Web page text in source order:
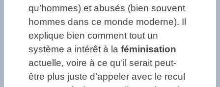
qu’hommes) et abusés (bien souvent
hommes dans ce monde moderne). Il
explique bien comment tout un
système a intérêt à la féminisation
actuelle, voire à ce qu’il serait peut-
être plus juste d’appeler avec le recul